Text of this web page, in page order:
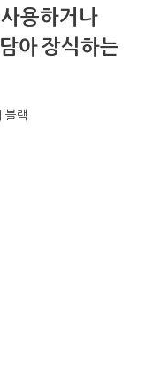
용하거나
아 장식하는